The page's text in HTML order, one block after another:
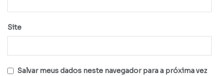
Site
Salvar meus dados neste navegador para a próxima vez